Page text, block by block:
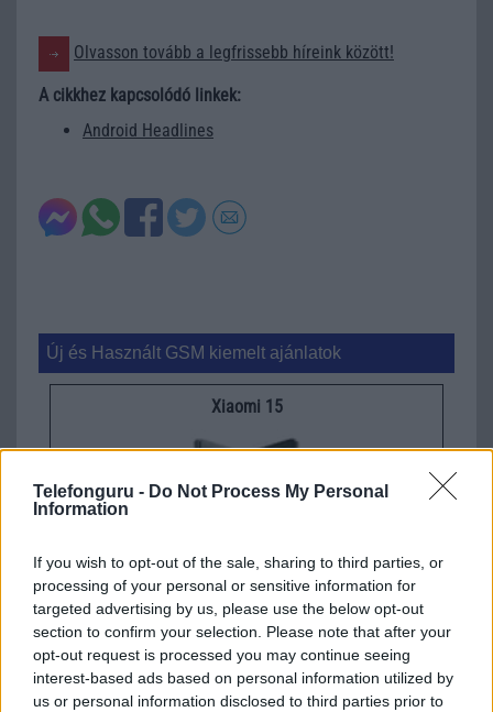
Telefonguru - Do Not Process My Personal
Information
If you wish to opt-out of the sale, sharing to third parties, or
processing of your personal or sensitive information for
targeted advertising by us, please use the below opt-out
section to confirm your selection. Please note that after your
opt-out request is processed you may continue seeing
interest-based ads based on personal information utilized by
us or personal information disclosed to third parties prior to
Olvasson tovább a legfrissebb híreink között!
A cikkhez kapcsolódó linkek:
Android Headlines
Új és Használt GSM kiemelt ajánlatok
Xiaomi 15
Euro Gsm
232.000 Ft (új)
Xiaomi 15T Pro